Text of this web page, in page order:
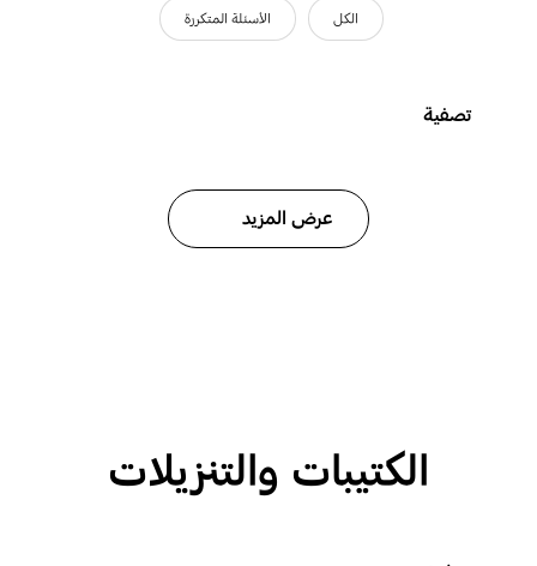
الكل الأسئلة المتكررة
تصفية
عرض المزيد
الكتيبات والتنزيلات